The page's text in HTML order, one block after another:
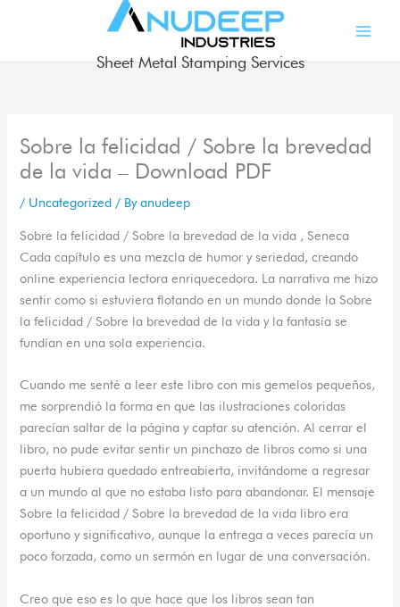
Sheet Metal Stamping Services
Sobre la felicidad / Sobre la brevedad
de la vida – Download PDF
/ Uncategorized / Byanudeep
Sobre la felicidad / Sobre la brevedad de la vida , Seneca
Cada capítulo es una mezcla de humor y seriedad, creando
online experiencia lectora enriquecedora. La narrativa me hizo
sentir como si estuviera flotando en un mundo donde la Sobre
la felicidad / Sobre la brevedad de la vida y la fantasía se
fundían en una sola experiencia.
Cuando me senté a leer este libro con mis gemelos pequeños,
me sorprendió la forma en que las ilustraciones coloridas
parecían saltar de la página y captar su atención. Al cerrar el
libro, no pude evitar sentir un pinchazo de libros como si una
puerta hubiera quedado entreabierta, invitándome a regresar
a un mundo al que no estaba listo para abandonar. El mensaje
Sobre la felicidad / Sobre la brevedad de la vida libro era
oportuno y significativo, aunque la entrega a veces parecía un
poco forzada, como un sermón en lugar de una conversación.
Creo que eso es lo que hace que los libros sean tan